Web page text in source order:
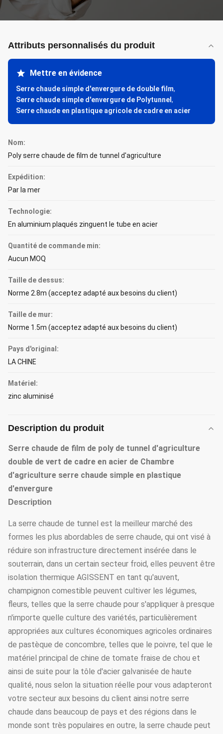
Attributs personnalisés du produit
Mettre en évidence
Serre chaude simple d'envergure de double film,
Serre chaude simple d'envergure de Polytunnel ,
Serre chaude en plastique agricole de cadre en acier
Nom:
Poly serre chaude de film de tunnel d'agriculture
Expédition:
Par la mer
Technologie:
En aluminium plaqués zinguent le tube en acier
Quantité de commande min:
Aucun MOQ
Taille de dessus:
Norme 2.8m (acceptez adapté aux besoins du client)
Taille de mur:
Norme 1.5m (acceptez adapté aux besoins du client)
Pays d'original:
LA CHINE
Matériel:
zinc aluminisé
Description du produit
Serre chaude de film de poly de tunnel d'agriculture
double de vert de cadre en acier de Chambre
d'agriculture serre chaude simple en plastique
d'envergure
Description
La serre chaude de tunnel est la meilleur marché des
formes les plus abordables de serre chaude, qui ont visé à
réduire son infrastructure directement insérée dans le
souterrain, dans un certain secteur froid, elles peuvent être
isolation thermique AGISSENT en tant qu'auvent,
champignon comestible peuvent cultiver les légumes,
fleurs, telles que la serre chaude pour s'appliquer à presque
n'importe quelle culture des variétés, particulièrement
appropriées aux cultures économiques agricoles ordinaires
de pastèque de concombre, telles que le poivre, tel que le
matériel principal de chine de tomate fraise de chou et
ainsi de suite pour la tôle d'acier galvanisée de haute
qualité, nous selon la situation réelle pour vous adapteront
votre secteur aux besoins du client ainsi notre serre
chaude dans beaucoup de pays et des régions dans le
monde sont très populaires en outre, la serre chaude peut